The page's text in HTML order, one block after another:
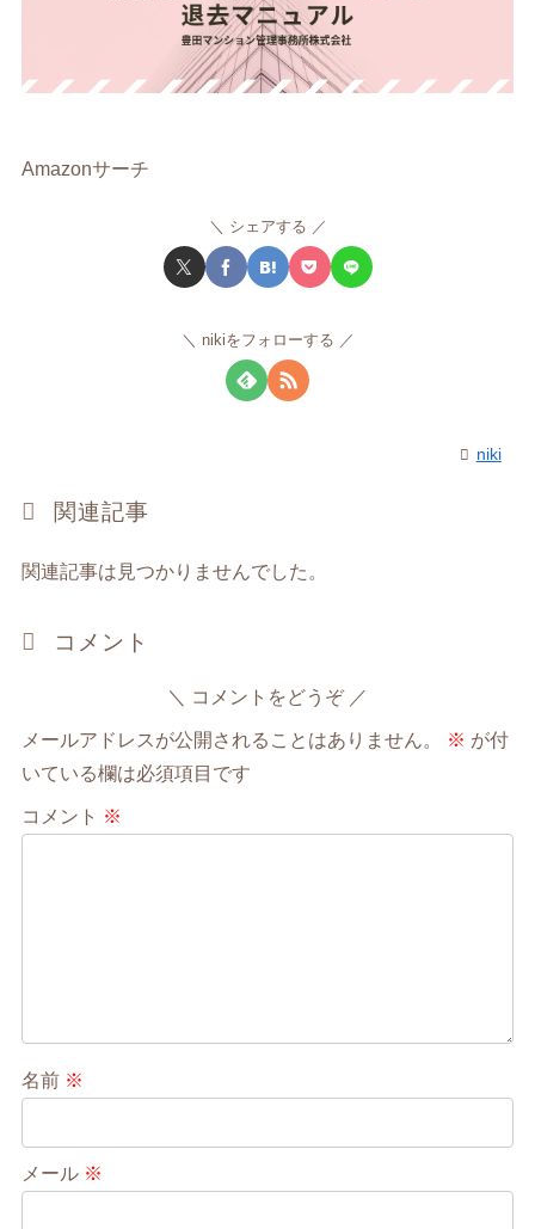
Amazonサーチ
シェアする
nikiをフォローする
niki
関連記事
関連記事は見つかりませんでした。
コメント
コメントをどうぞ
メールアドレスが公開されることはありません。 ※ が付
いている欄は必須項目です
コメント ※
名前 ※
メール ※